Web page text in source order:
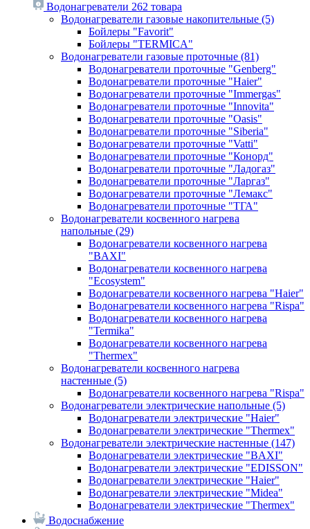
Водонагреватели 262 товара
Водонагреватели газовые накопительные (5)
Бойлеры "Favorit"
Бойлеры "TERMICA"
Водонагреватели газовые проточные (81)
Водонагреватели проточные "Genberg"
Водонагреватели проточные "Haier"
Водонагреватели проточные "Immergas"
Водонагреватели проточные "Innovita"
Водонагреватели проточные "Oasis"
Водонагреватели проточные "Siberia"
Водонагреватели проточные "Vatti"
Водонагреватели проточные "Конорд"
Водонагреватели проточные "Ладогаз"
Водонагреватели проточные "Ларгаз"
Водонагреватели проточные "Лемакс"
Водонагреватели проточные "ТГА"
Водонагреватели косвенного нагрева
напольные (29)
Водонагреватели косвенного нагрева
"BAXI"
Водонагреватели косвенного нагрева
"Ecosystem"
Водонагреватели косвенного нагрева "Haier"
Водонагреватели косвенного нагрева "Rispa"
Водонагреватели косвенного нагрева
"Termika"
Водонагреватели косвенного нагрева
"Thermex"
Водонагреватели косвенного нагрева
настенные (5)
Водонагреватели косвенного нагрева "Rispa"
Водонагреватели электрические напольные (5)
Водонагреватели электрические "Haier"
Водонагреватели электрические "Thermex"
Водонагреватели электрические настенные (147)
Водонагреватели электрические "BAXI"
Водонагреватели электрические "EDISSON"
Водонагреватели электрические "Haier"
Водонагреватели электрические "Midea"
Водонагреватели электрические "Thermex"
Водоснабжение